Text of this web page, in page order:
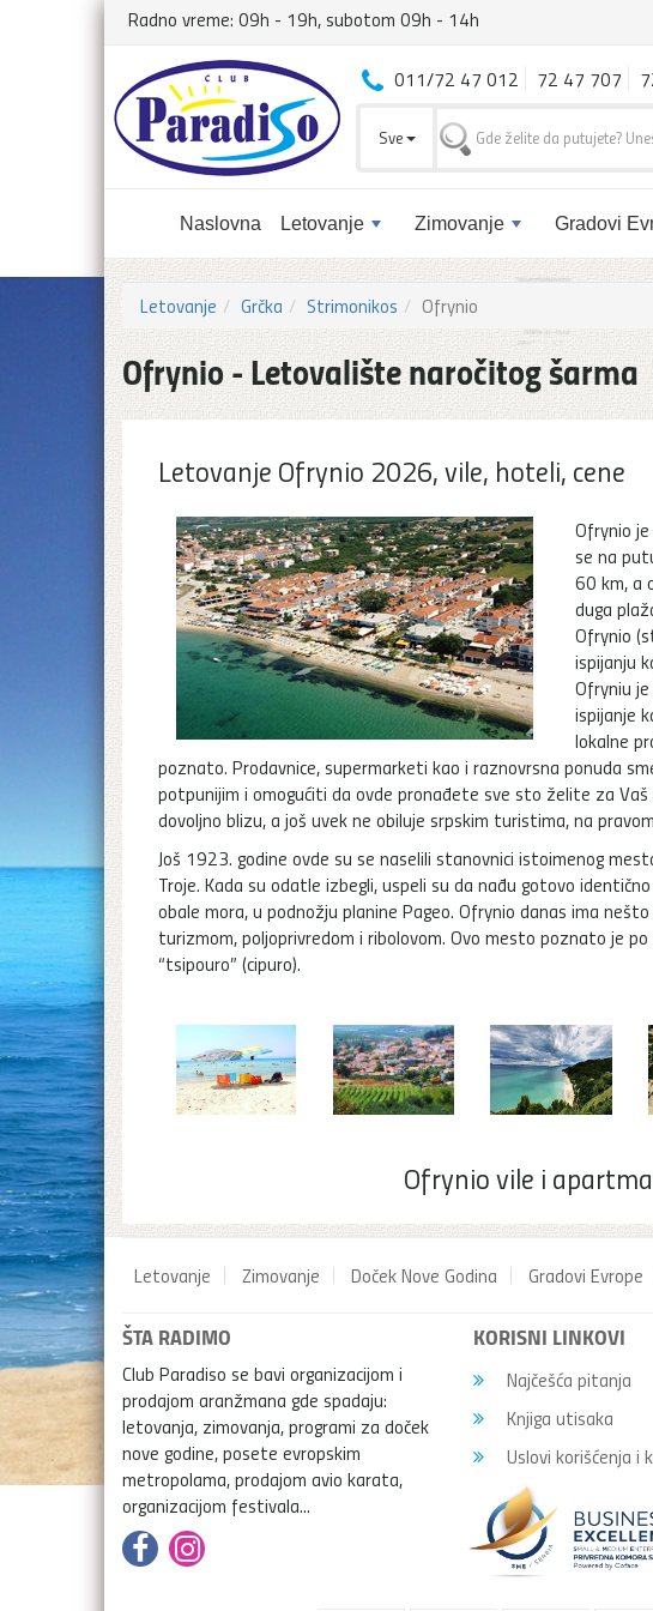
Radno vreme: 09h - 19h, subotom 09h - 14h
Naslovna Letovanje Zimovanje Gradovi
011/72 47 012 72 47 707
Sve
Letovanje Grčka Strimonikos Ofrynio
Ofrynio - Letovalište naročitog šarma
Letovanje Ofrynio 2026, vile, hoteli, cene
Ofrynio
se na
60 km, a
duga
Ofrynio
ispijanju
Ofryniu
ispijanje
lokalne
poznato. Prodavnice, supermarketi kao i raznovrsna ponuda
potpunijim i omogućiti da ovde pronađete sve sto želite za
dovoljno blizu, a još uvek ne obiluje srpskim turistima, na
Još 1923. godine ovde su se naselili stanovnici istoimenog
Troje. Kada su odatle izbegli, uspeli su da nađu gotovo
obale mora, u podnožju planine Pageo. Ofrynio danas ima
turizmom, poljoprivredom i ribolovom. Ovo mesto poznato je
“tsipouro” (cipuro).
Ofrynio vile i
Letovanje Zimovanje Doček Nove Godina Gradovi Evrope
ŠTA RADIMO
Club Paradiso se bavi organizacijom i
prodajom aranžmana gde spadaju:
letovanja, zimovanja, programi za doček
nove godine, posete evropskim
metropolama, prodajom avio karata,
organizacijom festivala...
KORISNI LINKOVI
Najčešća pitanja
Knjiga utisaka
Uslovi korišćenja i